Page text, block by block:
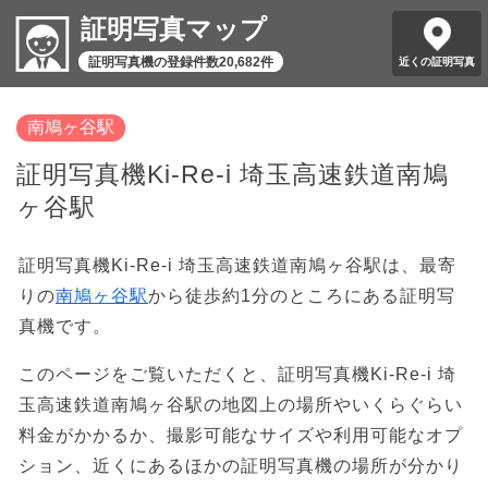
証明写真マップ
証明写真機の登録件数20,682件 近くの証明写真
南鳩ヶ谷駅
証明写真機Ki-Re-i 埼玉高速鉄道南鳩
ヶ谷駅
証明写真機Ki-Re-i 埼玉高速鉄道南鳩ヶ谷駅は、最寄
りの南鳩ヶ谷駅から徒歩約1分のところにある証明写
真機です。
このページをご覧いただくと、証明写真機Ki-Re-i 埼
玉高速鉄道南鳩ヶ谷駅の地図上の場所やいくらぐらい
料金がかかるか、撮影可能なサイズや利用可能なオプ
ション、近くにあるほかの証明写真機の場所が分かり